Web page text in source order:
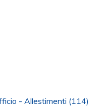
- Allestimenti (114)